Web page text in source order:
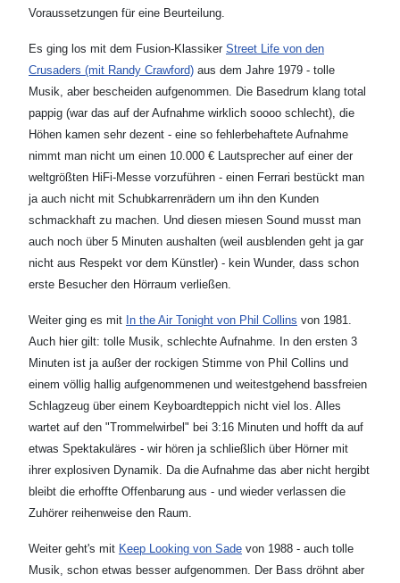
Voraussetzungen für eine Beurteilung.
Es ging los mit dem Fusion-Klassiker Street Life von den
Crusaders (mit Randy Crawford) aus dem Jahre 1979 - tolle
Musik, aber bescheiden aufgenommen. Die Basedrum klang total
pappig (war das auf der Aufnahme wirklich soooo schlecht), die
Höhen kamen sehr dezent - eine so fehlerbehaftete Aufnahme
nimmt man nicht um einen 10.000 € Lautsprecher auf einer der
weltgrößten HiFi-Messe vorzuführen - einen Ferrari bestückt man
ja auch nicht mit Schubkarrenrädern um ihn den Kunden
schmackhaft zu machen. Und diesen miesen Sound musst man
auch noch über 5 Minuten aushalten (weil ausblenden geht ja gar
nicht aus Respekt vor dem Künstler) - kein Wunder, dass schon
erste Besucher den Hörraum verließen.
Weiter ging es mit In the Air Tonight von Phil Collins von 1981.
Auch hier gilt: tolle Musik, schlechte Aufnahme. In den ersten 3
Minuten ist ja außer der rockigen Stimme von Phil Collins und
einem völlig hallig aufgenommenen und weitestgehend bassfreien
Schlagzeug über einem Keyboardteppich nicht viel los. Alles
wartet auf den "Trommelwirbel" bei 3:16 Minuten und hofft da auf
etwas Spektakuläres - wir hören ja schließlich über Hörner mit
ihrer explosiven Dynamik. Da die Aufnahme das aber nicht hergibt
bleibt die erhoffte Offenbarung aus - und wieder verlassen die
Zuhörer reihenweise den Raum.
Weiter geht's mit Keep Looking von Sade von 1988 - auch tolle
Musik, schon etwas besser aufgenommen. Der Bass dröhnt aber